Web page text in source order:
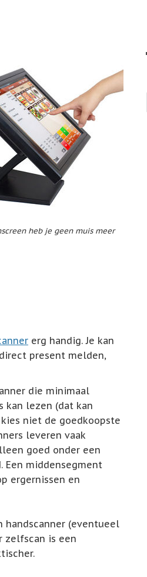
heb je geen muis meer
erg handig. Je kan
present melden,
die minimaal
kan lezen (dat kan
niet de goedkoopste
leveren vaak
goed onder een
Een middensegment
ergernissen en
handscanner (eventueel
zelfscan is een